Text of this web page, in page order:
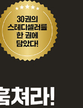
다. 전역 후에는
서노트 등 실행
통해 수많은 사
를 전한다. 베스트
명 중이다. 딱 1